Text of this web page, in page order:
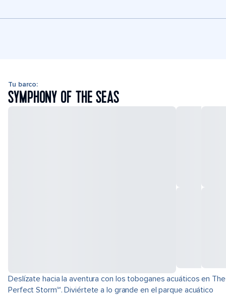
Tu barco:
SYMPHONY OF THE SEAS
Deslízate hacia la aventura con los toboganes acuáticos en The
Perfect Storm℠. Diviértete a lo grande en el parque acuático